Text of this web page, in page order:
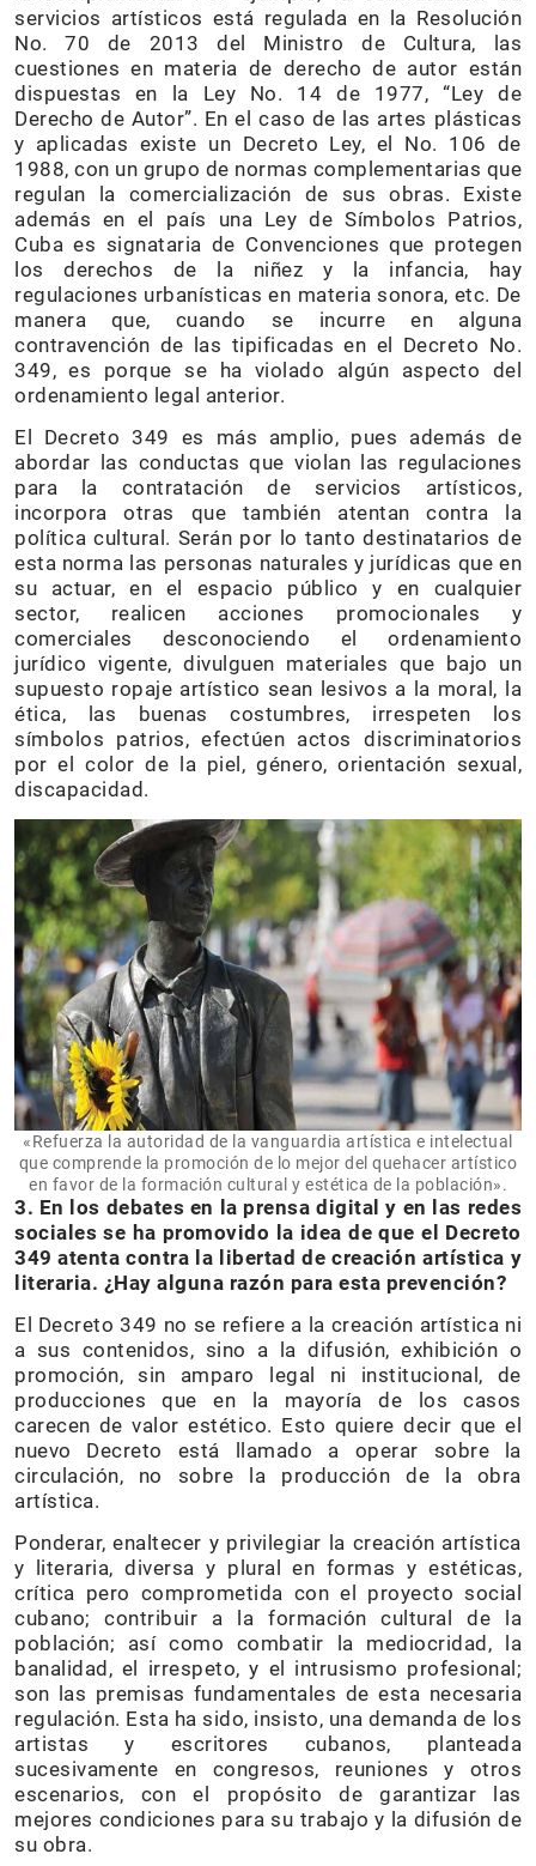
servicios artísticos está regulada en la Resolución
No. 70 de 2013 del Ministro de Cultura, las
cuestiones en materia de derecho de autor están
dispuestas en la Ley No. 14 de 1977, “Ley de
Derecho de Autor”. En el caso de las artes plásticas
y aplicadas existe un Decreto Ley, el No. 106 de
1988, con un grupo de normas complementarias que
regulan la comercialización de sus obras. Existe
además en el país una Ley de Símbolos Patrios,
Cuba es signataria de Convenciones que protegen
los derechos de la niñez y la infancia, hay
regulaciones urbanísticas en materia sonora, etc. De
manera que, cuando se incurre en alguna
contravención de las tipificadas en el Decreto No.
349, es porque se ha violado algún aspecto del
ordenamiento legal anterior.
El Decreto 349 es más amplio, pues además de
abordar las conductas que violan las regulaciones
para la contratación de servicios artísticos,
incorpora otras que también atentan contra la
política cultural. Serán por lo tanto destinatarios de
esta norma las personas naturales y jurídicas que en
su actuar, en el espacio público y en cualquier
sector, realicen acciones promocionales y
comerciales desconociendo el ordenamiento
jurídico vigente, divulguen materiales que bajo un
supuesto ropaje artístico sean lesivos a la moral, la
ética, las buenas costumbres, irrespeten los
símbolos patrios, efectúen actos discriminatorios
por el color de la piel, género, orientación sexual,
discapacidad.
«Refuerza la autoridad de la vanguardia artística e intelectual
que comprende la promoción de lo mejor del quehacer artístico
en favor de la formación cultural y estética de la población».
3. En los debates en la prensa digital y en las redes
sociales se ha promovido la idea de que el Decreto
349 atenta contra la libertad de creación artística y
literaria. ¿Hay alguna razón para esta prevención?
El Decreto 349 no se refiere a la creación artística ni
a sus contenidos, sino a la difusión, exhibición o
promoción, sin amparo legal ni institucional, de
producciones que en la mayoría de los casos
carecen de valor estético. Esto quiere decir que el
nuevo Decreto está llamado a operar sobre la
circulación, no sobre la producción de la obra
artística.
Ponderar, enaltecer y privilegiar la creación artística
y literaria, diversa y plural en formas y estéticas,
crítica pero comprometida con el proyecto social
cubano; contribuir a la formación cultural de la
población; así como combatir la mediocridad, la
banalidad, el irrespeto, y el intrusismo profesional;
son las premisas fundamentales de esta necesaria
regulación. Esta ha sido, insisto, una demanda de los
artistas y escritores cubanos, planteada
sucesivamente en congresos, reuniones y otros
escenarios, con el propósito de garantizar las
mejores condiciones para su trabajo y la difusión de
su obra.